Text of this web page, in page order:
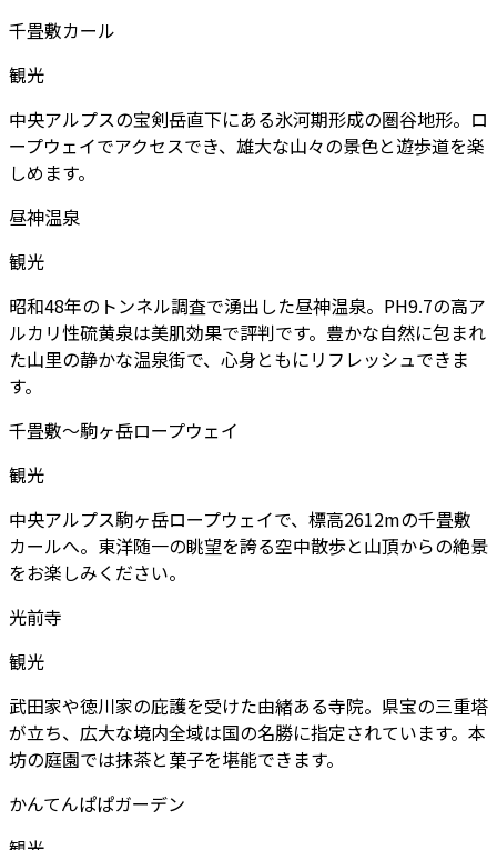
千畳敷カール
観光
中央アルプスの宝剣岳直下にある氷河期形成の圏谷地形。ロ
ープウェイでアクセスでき、雄大な山々の景色と遊歩道を楽
しめます。
昼神温泉
観光
昭和48年のトンネル調査で湧出した昼神温泉。PH9.7の高ア
ルカリ性硫黄泉は美肌効果で評判です。豊かな自然に包まれ
た山里の静かな温泉街で、心身ともにリフレッシュできま
す。
千畳敷〜駒ヶ岳ロープウェイ
観光
中央アルプス駒ヶ岳ロープウェイで、標高2612mの千畳敷
カールへ。東洋随一の眺望を誇る空中散歩と山頂からの絶景
をお楽しみください。
光前寺
観光
武田家や徳川家の庇護を受けた由緒ある寺院。県宝の三重塔
が立ち、広大な境内全域は国の名勝に指定されています。本
坊の庭園では抹茶と菓子を堪能できます。
かんてんぱぱガーデン